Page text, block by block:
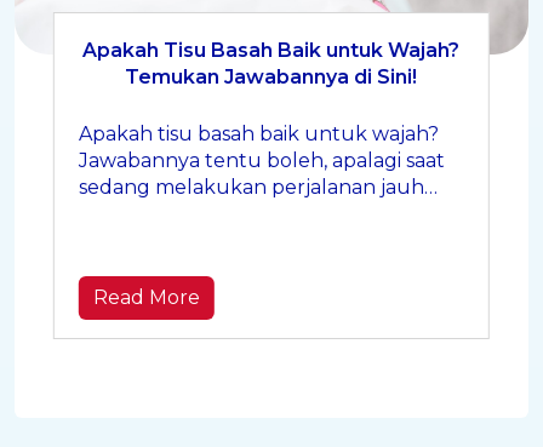
Apakah Tisu Basah Baik untuk Wajah?
Temukan Jawabannya di Sini!
Apakah tisu basah baik untuk wajah?
Jawabannya tentu boleh, apalagi saat
sedang melakukan perjalanan jauh
Read More